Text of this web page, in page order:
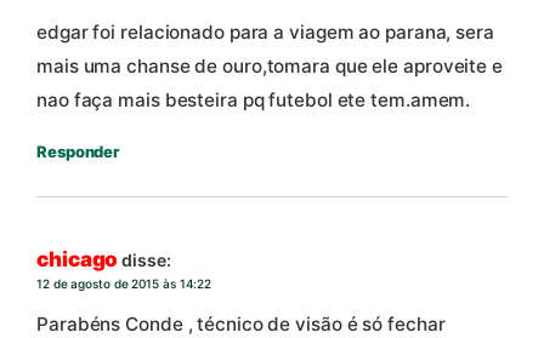
edgar foi relacionado para a viagem ao parana, sera
mais uma chanse de ouro,tomara que ele aproveite e
nao faça mais besteira pq futebol ete tem.amem.
Responder
chicago disse:
12 de agosto de 2015 às 14:22
Parabéns Conde , técnico de visão é só fechar